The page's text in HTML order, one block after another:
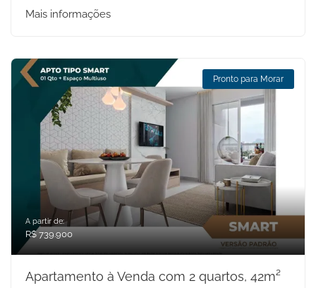
Mais informações
Pronto para Morar
A partir de:
R$ 739.900
Apartamento à Venda com 2 quartos, 42m²